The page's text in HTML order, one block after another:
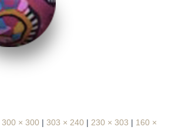
300 × 300 | 303 × 240 | 230 × 303 | 160 ×